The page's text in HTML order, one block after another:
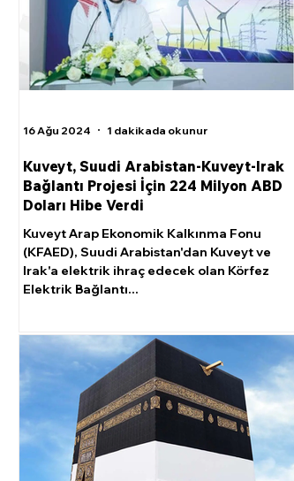
Kuveyt, Suudi Arabistan-Kuveyt-Irak
Bağlantı Projesi İçin 224 Milyon ABD
Doları Hibe Verdi
Kuveyt Arap Ekonomik Kalkınma Fonu
(KFAED), Suudi Arabistan'dan Kuveyt ve
Irak'a elektrik ihraç edecek olan Körfez
Elektrik Bağlantı...
16 Ağu 2024 1 dakikada okunur